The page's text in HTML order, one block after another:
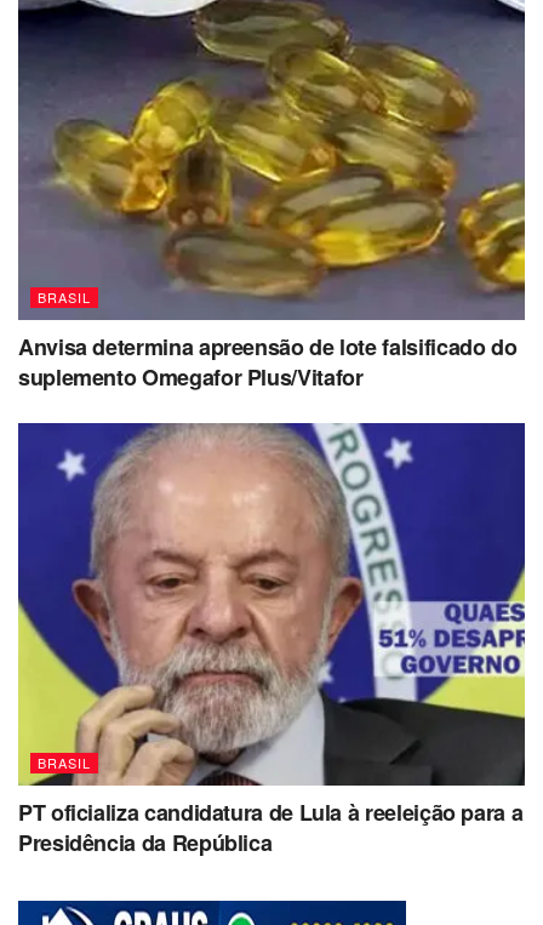
BRASIL
Anvisa determina apreensão de lote falsificado do
suplemento Omegafor Plus/Vitafor
BRASIL
PT oficializa candidatura de Lula à reeleição para a
Presidência da República